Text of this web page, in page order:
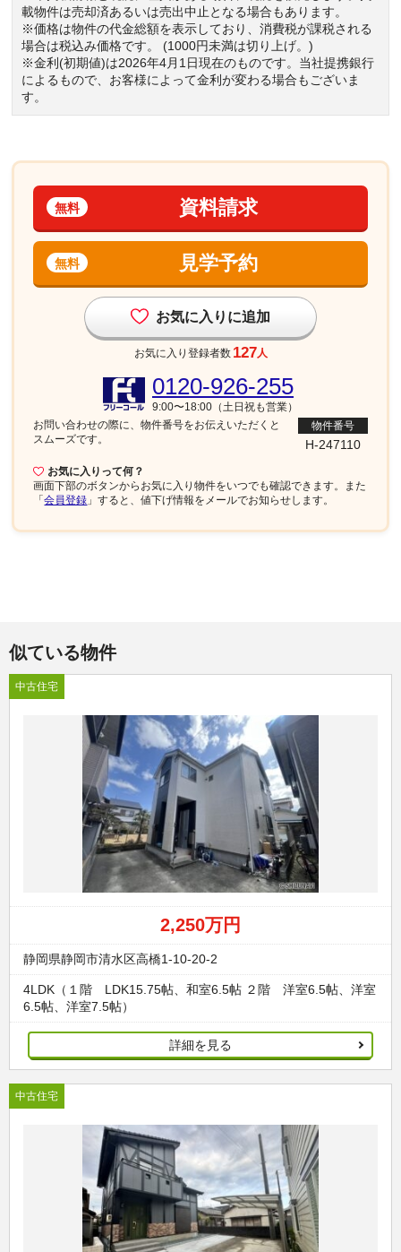
載物件は売却済あるいは売出中止となる場合もあります。
※価格は物件の代金総額を表示しており、消費税が課税される
場合は税込み価格です。 (1000円未満は切り上げ。)
※金利(初期値)は2026年4月1日現在のものです。当社提携銀行
によるもので、お客様によって金利が変わる場合もございま
す。
資料請求
無料
見学予約
無料
お気に入りに追加
お気に入り登録者数 127人
お気に入りって何？
画面下部のボタンからお気に入り物件をいつでも確認できます。また
「会員登録 」すると、値下げ情報をメールでお知らせします。
0120-926-255
9:00〜18:00（土日祝も営業）
お問い合わせの際に、物件番号をお伝えいただくと
スムーズです。
物件番号
H-247110
似ている物件
中古住宅
2,250万円
静岡県静岡市清水区高橋1-10-20-2
4LDK（１階 LDK15.75帖、和室6.5帖 ２階 洋室6.5帖、洋室
6.5帖、洋室7.5帖）
詳細を見る
中古住宅